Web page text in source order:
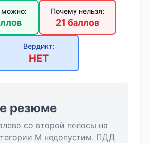
можно: Почему нельзя:
21 баллов
Вердикт:
НЕТ
резюме
со второй полосы на
М недопустим. ПДД